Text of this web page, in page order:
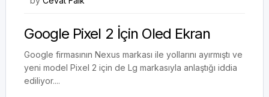
Google Pixel 2 İçin Oled Ekran
Google firmasının Nexus markası ile yollarını ayırmıştı ve
yeni model Pixel 2 için de Lg markasıyla anlaştığı iddia
ediliyor....